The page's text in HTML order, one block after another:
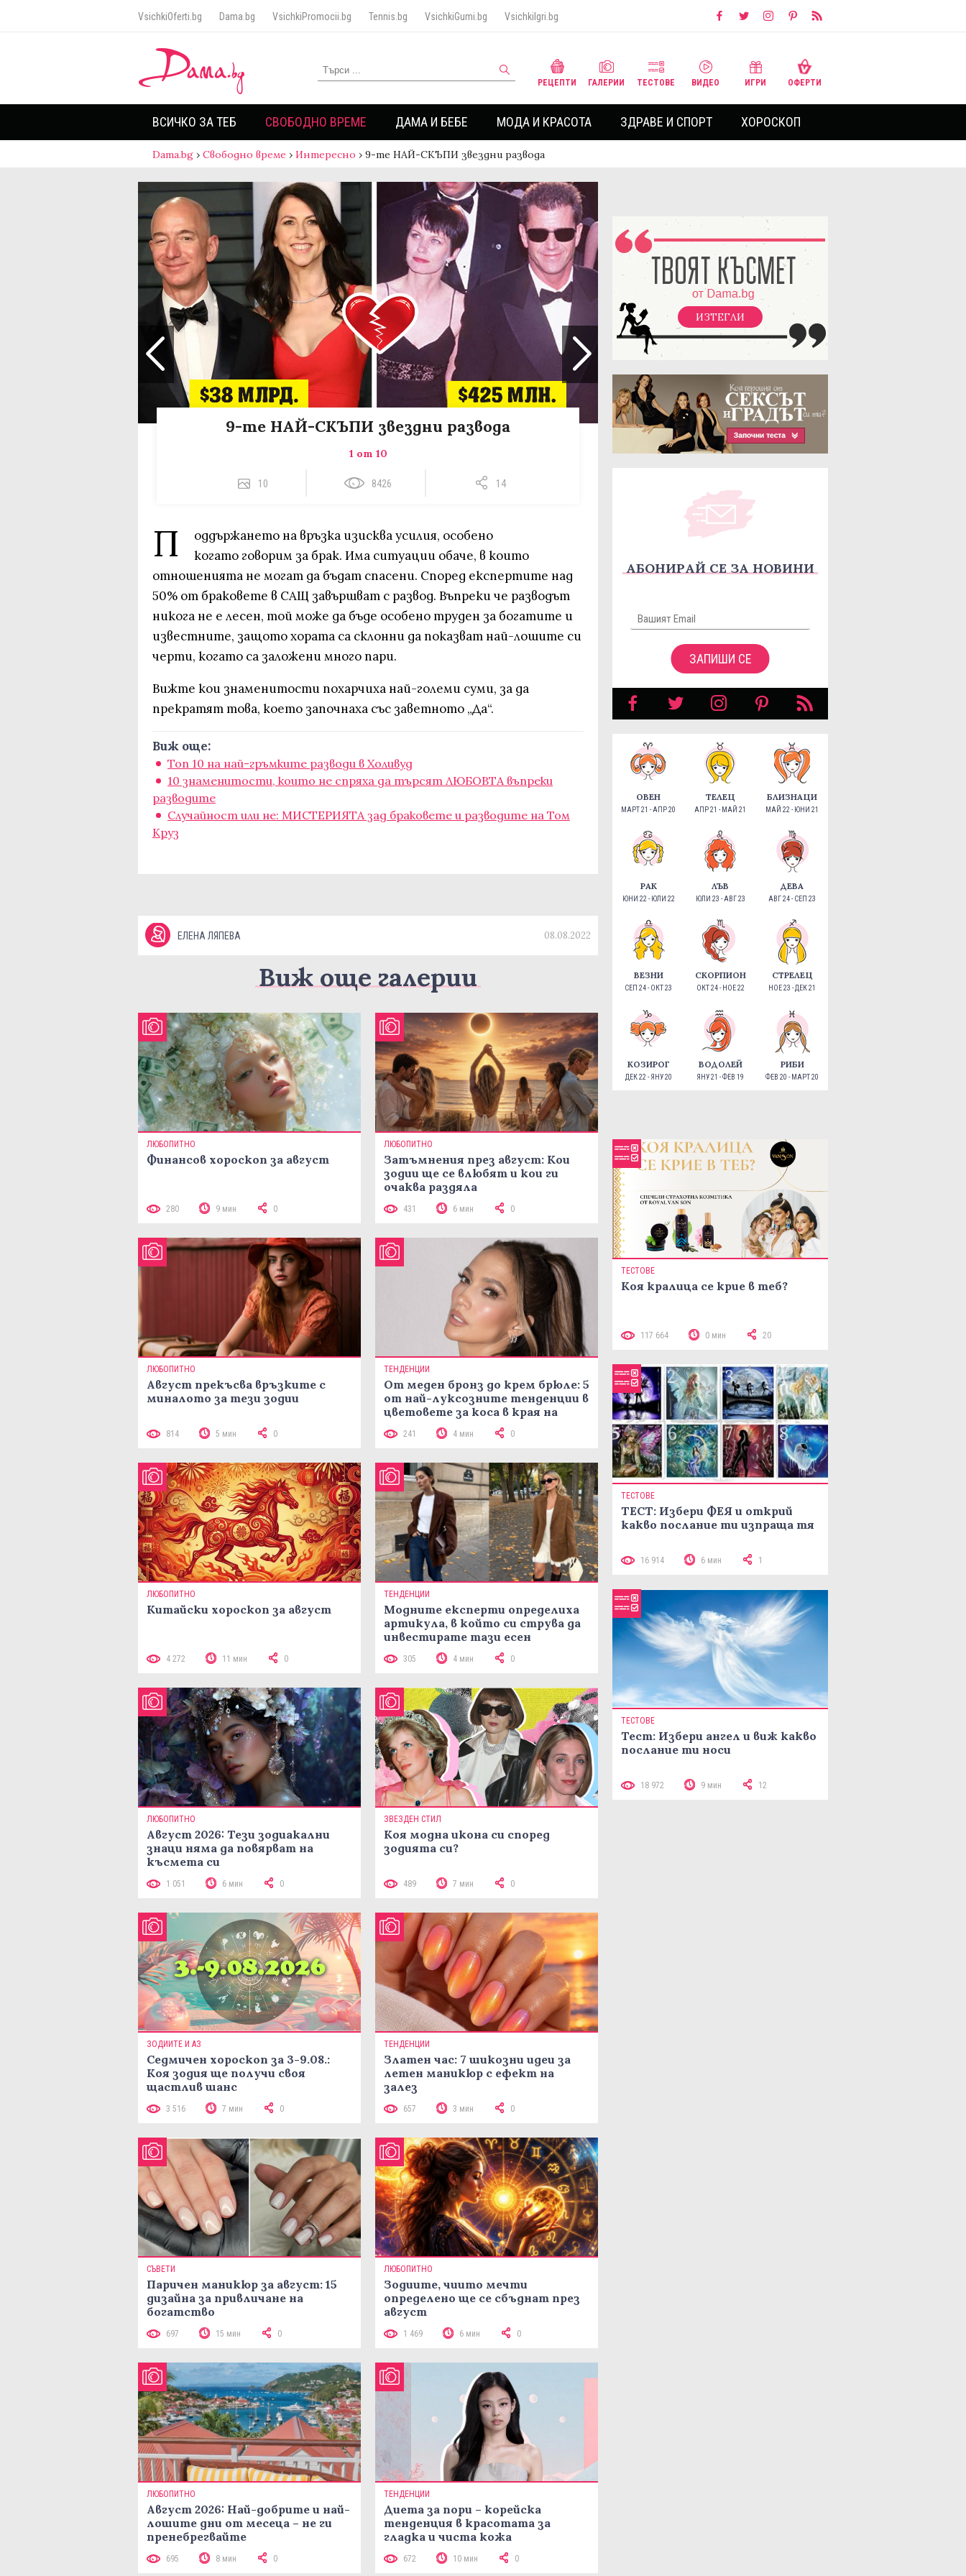
VsichkiOferti.bg Dama.bg VsichkiPromocii.bg Tennis.bg VsichkiGumi.bg VsichkiIgri.bg
РЕЦЕПТИ ГАЛЕРИИ ТЕСТОВЕ ВИДЕО ИГРИ ОФЕРТИ
ВСИЧКО ЗА ТЕБ СВОБОДНО ВРЕМЕ ДАМА И БЕБЕ МОДА И КРАСОТА ЗДРАВЕ И СПОРТ ХОРОСКОП
Dama.bg › Свободно време › Интересно › 9-те НАЙ-СКЪПИ звездни развода
9-те НАЙ-СКЪПИ звездни развода
1 от 10
10 8426 14
П
оддържането на връзка изисква усилия, особено
когато говорим за брак. Има ситуации обаче, в които
отношенията не могат да бъдат спасени. Според експертите над
50% от браковете в САЩ завършват с развод. Въпреки че разводът
никога не е лесен, той може да бъде особено труден за богатите и
известните, защото хората са склонни да показват най-лошите си
черти, когато са заложени много пари.
Вижте кои знаменитости похарчиха най-големи суми, за да
прекратят това, което започнаха със заветното „Да“.
Виж още:
Топ 10 на най-гръмките разводи в Холивуд
10 знаменитости, които не спряха да търсят ЛЮБОВТА въпреки
разводите
Случайност или не: МИСТЕРИЯТА зад браковете и разводите на Том
Круз
ЕЛЕНА ЛЯПЕВА 08.08.2022
Виж още галерии
ЛЮБОПИТНО
Финансов хороскоп за август
280 9 мин 0
ЛЮБОПИТНО
Затъмнения през август: Кои
зодии ще се влюбят и кои ги
очаква раздяла
431 6 мин 0
ЛЮБОПИТНО
Август прекъсва връзките с
миналото за тези зодии
814 5 мин 0
ТЕНДЕНЦИИ
От меден бронз до крем брюле: 5
от най-луксозните тенденции в
цветовете за коса в края на
241 4 мин 0
ЛЮБОПИТНО
Китайски хороскоп за август
4 272 11 мин 0
ТЕНДЕНЦИИ
Модните експерти определиха
артикула, в който си струва да
инвестирате тази есен
305 4 мин 0
ЛЮБОПИТНО
Август 2026: Тези зодиакални
знаци няма да повярват на
късмета си
1 051 6 мин 0
ЗВЕЗДЕН СТИЛ
Коя модна икона си според
зодията си?
489 7 мин 0
ЗОДИИТЕ И АЗ
Седмичен хороскоп за 3-9.08.:
Коя зодия ще получи своя
щастлив шанс
3 516 7 мин 0
ТЕНДЕНЦИИ
Златен час: 7 шикозни идеи за
летен маникюр с ефект на
залез
657 3 мин 0
СЪВЕТИ
Паричен маникюр за август: 15
дизайна за привличане на
богатство
697 15 мин 0
ЛЮБОПИТНО
Зодиите, чиито мечти
определено ще се сбъднат през
август
1 469 6 мин 0
ЛЮБОПИТНО
Август 2026: Най-добрите и най-
лошите дни от месеца – не ги
пренебрегвайте
695 8 мин 0
ТЕНДЕНЦИИ
Диета за пори – корейска
тенденция в красотата за
гладка и чиста кожа
672 10 мин 0
ИЗТЕГЛИ
АБОНИРАЙ СЕ ЗА НОВИНИ
ЗАПИШИ СЕ
ОВЕН
МАРТ 21 - АПР 20
ТЕЛЕЦ
АПР 21 - МАЙ 21
БЛИЗНАЦИ
МАЙ 22 - ЮНИ 21
РАК
ЮНИ 22 - ЮЛИ 22
ЛЪВ
ЮЛИ 23 - АВГ 23
ДЕВА
АВГ 24 - СЕП 23
ВЕЗНИ
СЕП 24 - ОКТ 23
СКОРПИОН
ОКТ 24 - НОЕ 22
СТРЕЛЕЦ
НОЕ 23 - ДЕК 21
КОЗИРОГ
ДЕК 22 - ЯНУ 20
ВОДОЛЕЙ
ЯНУ 21 - ФЕВ 19
РИБИ
ФЕВ 20 - МАРТ 20
ТЕСТОВЕ
Коя кралица се крие в теб?
117 664 0 мин 20
ТЕСТОВЕ
ТЕСТ: Избери ФЕЯ и открий
какво послание ти изпраща тя
16 914 6 мин 1
ТЕСТОВЕ
Тест: Избери ангел и виж какво
послание ти носи
18 972 9 мин 12